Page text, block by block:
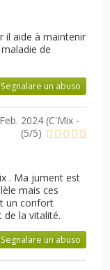
il aide à maintenir
de
Segnalare un abuso
2024 (C'Mix -
(5/5)
. Ma jument est
mais ces
un confort
la vitalité.
Segnalare un abuso